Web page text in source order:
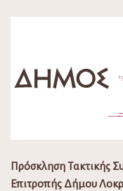
Πρόσκληση Τακτικής
Επιτροπής Δήμου